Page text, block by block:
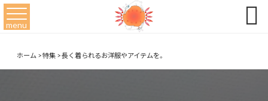
menu 
ホーム>特集>長く着られるお洋服やアイテムを。